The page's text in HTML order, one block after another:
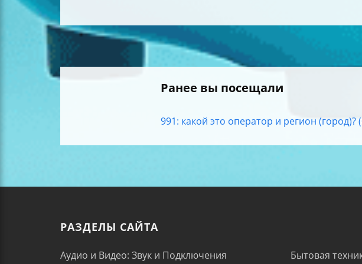
Ранее вы посещали
991: какой это оператор и регион (город)?
РАЗДЕЛЫ САЙТА
Аудио и Видео: Звук и Подключения
Бытовая